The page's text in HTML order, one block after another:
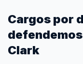
Cargos por
Clark